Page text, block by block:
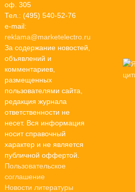
оф. 305
Тел.: (495) 540-52-76
e-mail:
reklama@marketelectro.ru
За содержание новостей,
объявлений и
комментариев,
размещенных
пользователями сайта,
редакция журнала
ответственности не
несет. Вся информация
носит справочный
характер и не является
публичной оффертой.
Пользовательское
соглашение
Новости литературы